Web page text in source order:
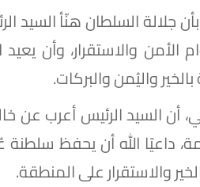
جلالة السلطان هنّأ السيد
والاستقرار، وأن
واليُمن والبركات.
أن السيد الرئيس أعرب عن
داعيًا الله أن يحفظ
والاستقرار على المنطقة.